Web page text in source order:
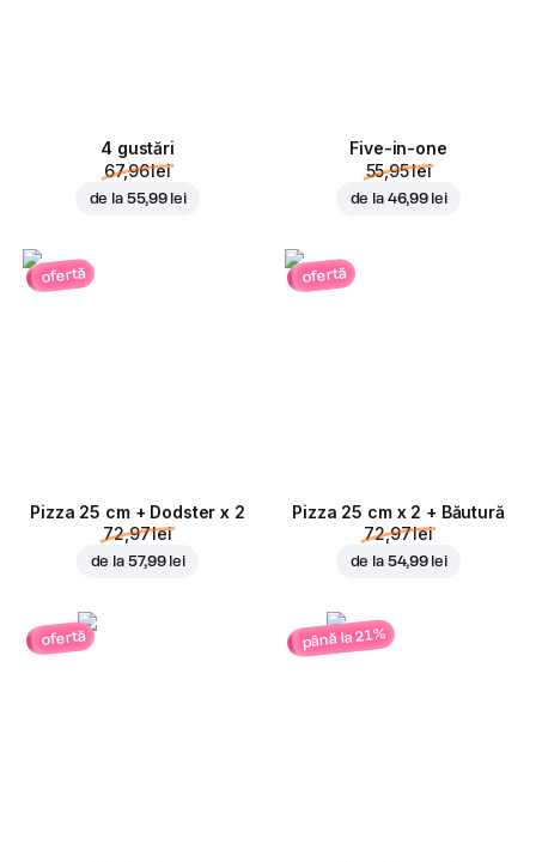
4 gustări
67,96 lei
de la 55,99 lei
Five-in-one
55,95 lei
de la 46,99 lei
ofertă
Pizza 25 cm + Dodster x 2
72,97 lei
de la 57,99 lei
ofertă
Pizza 25 cm x 2 + Băutură
72,97 lei
de la 54,99 lei
ofertă până la 21%